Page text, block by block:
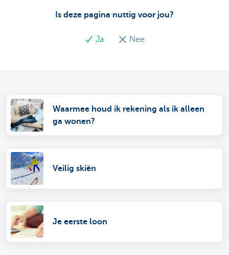
Is deze pagina nuttig voor jou?
Ja Nee
Waarmee houd ik rekening als ik alleen
ga wonen?
Veilig skiën
Je eerste loon